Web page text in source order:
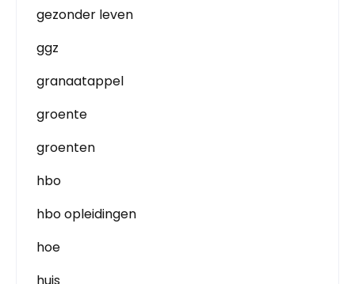
gezonder leven
ggz
granaatappel
groente
groenten
hbo
hbo opleidingen
hoe